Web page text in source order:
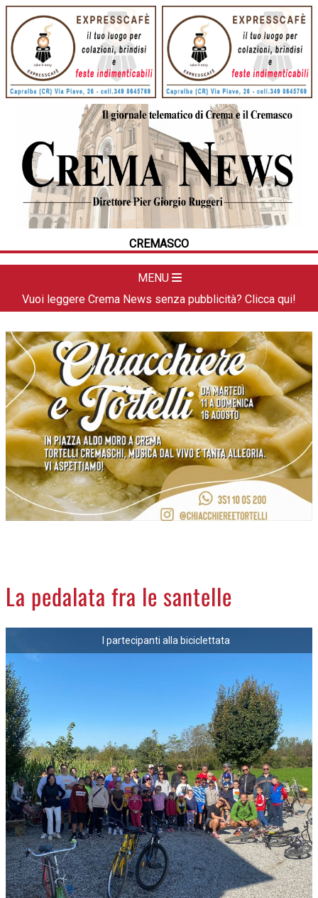
CREMASCO
MENU
HOME
CRONACA
POLITICA
LA FOTO
DAL TERRITORIO
APPUNTAMENTI
CREMASCO
OROSCOPO
LA PIAZZA
ANIMALI
NECROLOGI
ACCEDI
Vuoi leggere Crema News senza pubblicità? Clicca qui!
La pedalata fra le santelle
I partecipanti alla biciclettata